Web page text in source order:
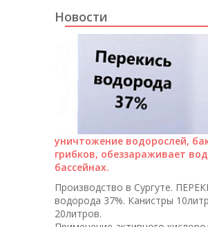
Новости
уничтожение водорослей,
грибков, обеззараживает
бассейнах.
Производство в Сургуте.
водорода 37%. Канистры
20литров.